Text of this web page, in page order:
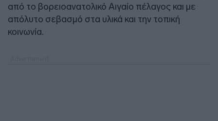
από το βορειοανατολικό Αιγαίο πέλαγος και με
απόλυτο σεβασμό στα υλικά και την τοπική
κοινωνία.